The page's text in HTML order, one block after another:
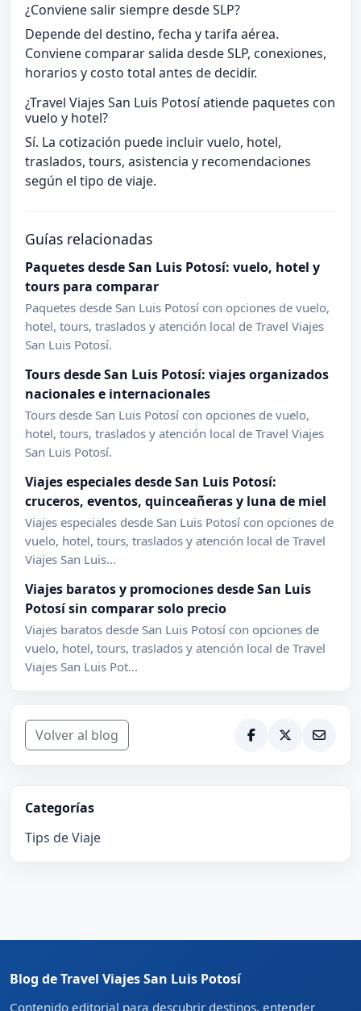
¿Conviene salir siempre desde SLP?
Depende del destino, fecha y tarifa aérea.
Conviene comparar salida desde SLP, conexiones,
horarios y costo total antes de decidir.
¿Travel Viajes San Luis Potosí atiende paquetes con
vuelo y hotel?
Sí. La cotización puede incluir vuelo, hotel,
traslados, tours, asistencia y recomendaciones
según el tipo de viaje.
Guías relacionadas
Paquetes desde San Luis Potosí: vuelo, hotel y
tours para comparar
Paquetes desde San Luis Potosí con opciones de vuelo,
hotel, tours, traslados y atención local de Travel Viajes
San Luis Potosí.
Tours desde San Luis Potosí: viajes organizados
nacionales e internacionales
Tours desde San Luis Potosí con opciones de vuelo,
hotel, tours, traslados y atención local de Travel Viajes
San Luis Potosí.
Viajes especiales desde San Luis Potosí:
cruceros, eventos, quinceañeras y luna de miel
Viajes especiales desde San Luis Potosí con opciones de
vuelo, hotel, tours, traslados y atención local de Travel
Viajes San Luis...
Viajes baratos y promociones desde San Luis
Potosí sin comparar solo precio
Viajes baratos desde San Luis Potosí con opciones de
vuelo, hotel, tours, traslados y atención local de Travel
Viajes San Luis Pot...
Volver al blog
Categorías
Tips de Viaje
Blog de Travel Viajes San Luis Potosí
Contenido editorial para descubrir destinos, entender